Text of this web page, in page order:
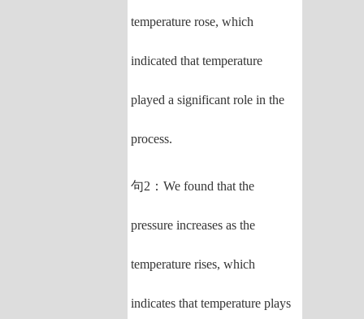
temperature rose, which
indicated that temperature
played a significant role in the
process.
句2：We found that the
pressure increases as the
temperature rises, which
indicates that temperature plays